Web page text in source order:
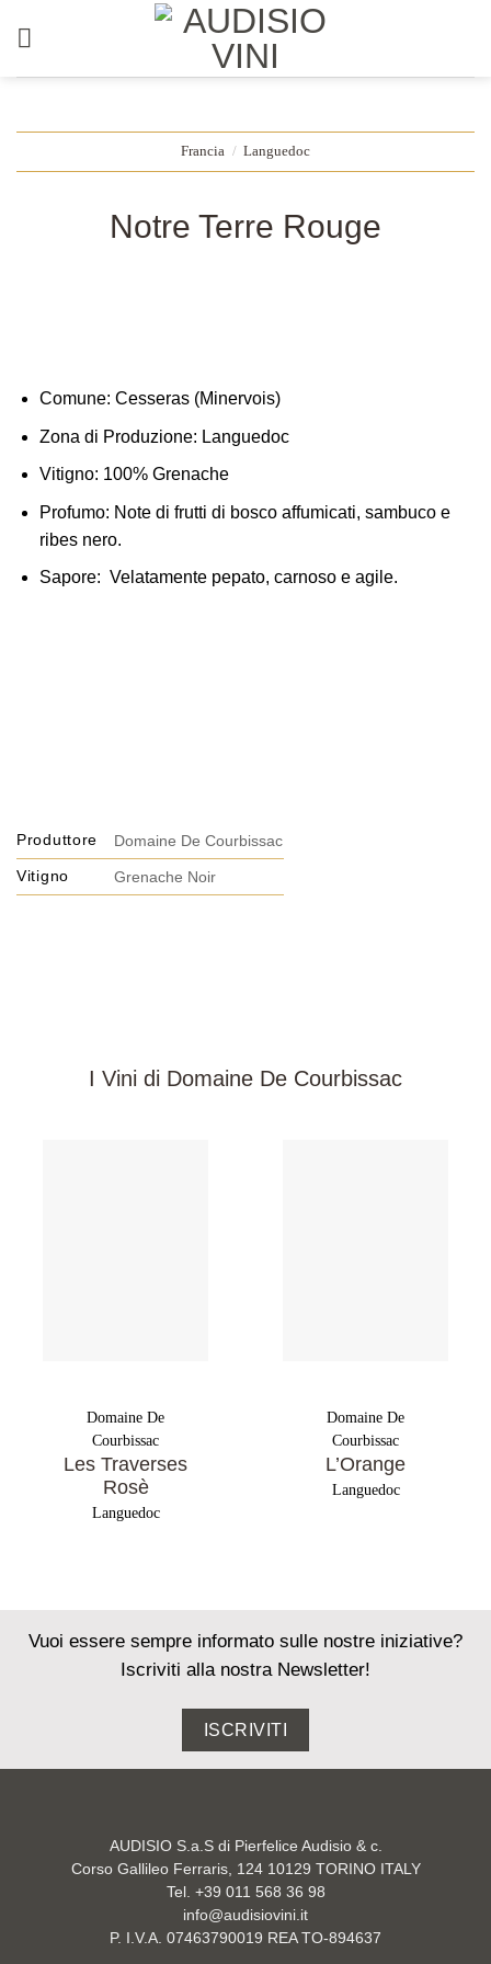
Francia / Languedoc
Notre Terre Rouge
Comune: Cesseras (Minervois)
Zona di Produzione: Languedoc
Vitigno: 100% Grenache
Profumo: Note di frutti di bosco affumicati, sambuco e
ribes nero.
Sapore: Velatamente pepato, carnoso e agile.
Produttore
Domaine De Courbissac
Vitigno
Grenache Noir
I Vini di Domaine De Courbissac
Domaine De
Courbissac
Les Traverses
Rosè
Languedoc
Domaine De
Courbissac
L’Orange
Languedoc
Vuoi essere sempre informato sulle nostre iniziative?
Iscriviti alla nostra Newsletter!
ISCRIVITI
AUDISIO S.a.S di Pierfelice Audisio & c.
Corso Gallileo Ferraris, 124 10129 TORINO ITALY
Tel. +39 011 568 36 98
info@audisiovini.it
P. I.V.A. 07463790019 REA TO-894637